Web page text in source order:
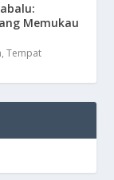
Memukau
,Tempat